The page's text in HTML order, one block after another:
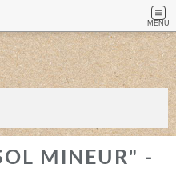
MENU
MINEUR" -